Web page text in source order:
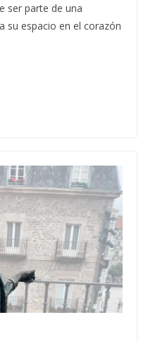
ser parte de una
su espacio en el corazón